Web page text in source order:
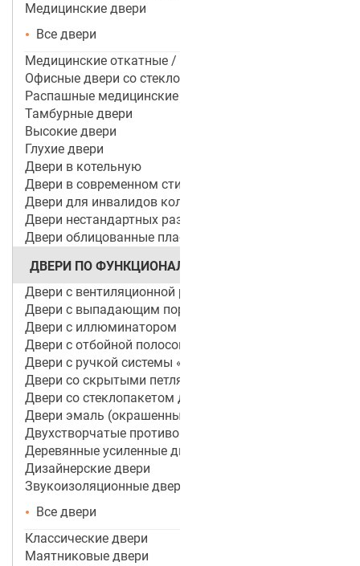
Медицинские двери
Все двери
Медицинские откатные / раздвижные двери
Офисные двери со стеклом
Распашные медицинские двери
Тамбурные двери
Высокие двери
Глухие двери
Двери в котельную
Двери в современном стиле
Двери для инвалидов колясочников
Двери нестандартных размеров
Двери облицованные пластиком
ДВЕРИ ПО ФУНКЦИОНАЛУ
Двери с вентиляционной решеткой
Двери с выпадающим порогом / беспороговые
Двери с иллюминатором
Двери с отбойной полосой (пластиной)
Двери с ручкой системы «Антипаника»
Двери со скрытыми петлями
Двери со стеклопакетом для объектов
Двери эмаль (окрашенные по RAL)
Двухстворчатые противопожарные двери
Деревянные усиленные двери
Дизайнерские двери
Звукоизоляционные двери
Все двери
Классические двери
Маятниковые двери